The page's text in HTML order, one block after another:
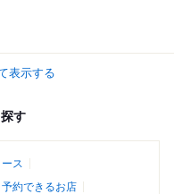
表示する
す
ス
予約できるお店